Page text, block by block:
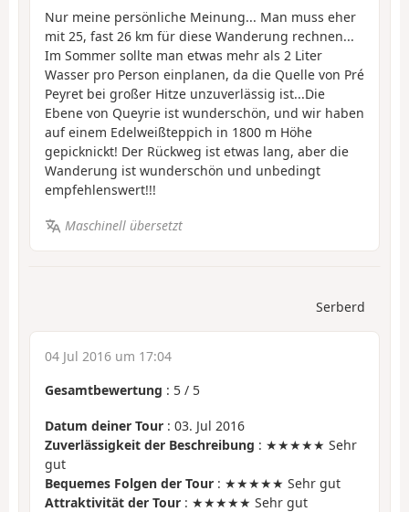
Nur meine persönliche Meinung... Man muss eher
mit 25, fast 26 km für diese Wanderung rechnen...
Im Sommer sollte man etwas mehr als 2 Liter
Wasser pro Person einplanen, da die Quelle von Pré
Peyret bei großer Hitze unzuverlässig ist...Die
Ebene von Queyrie ist wunderschön, und wir haben
auf einem Edelweißteppich in 1800 m Höhe
gepicknickt! Der Rückweg ist etwas lang, aber die
Wanderung ist wunderschön und unbedingt
empfehlenswert!!!
Maschinell übersetzt
Serberd
04 Jul 2016 um 17:04
Gesamtbewertung : 5 / 5
Datum deiner Tour : 03. Jul 2016
Zuverlässigkeit der Beschreibung : ★★★★★ Sehr
gut
Bequemes Folgen der Tour : ★★★★★ Sehr gut
Attraktivität der Tour : ★★★★★ Sehr gut